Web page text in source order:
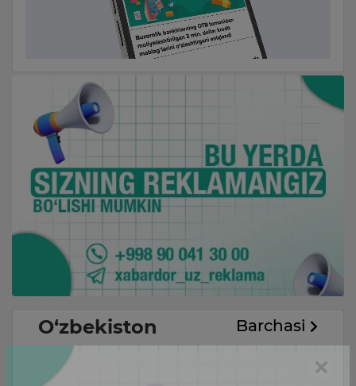
O‘zbekiston Barchasi